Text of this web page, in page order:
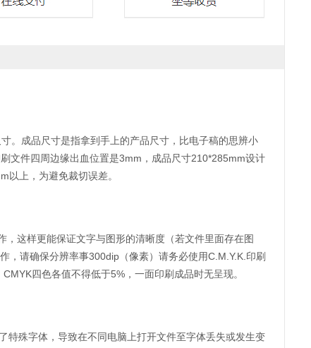
。成品尺寸是指拿到手上的产品尺寸，比电子稿的思辨小
文件四周边缘出血位置是3mm，成品尺寸210*285mm设计
以上，为避免裁切误差。
这样更能保证文字与图形的清晰度（若文件里面存在图
，请确保分辨率事300dip（像素）请务必使用C.M.Y.K.印刷
四色各值不得低于5%，一面印刷成品时无呈现。
特殊字体，导致在不同电脑上打开文件至字体丢失或发生变